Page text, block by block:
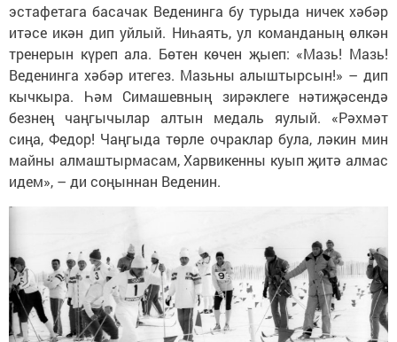
эстафетага басачак Веденинга бу турыда ничек хәбәр
итәсе икән дип уйлый. Ниһаять, ул команданың өлкән
тренерын күреп ала. Бөтен көчен җыеп: «Мазь! Мазь!
Веденинга хәбәр итегез. Мазьны алыштырсын!» – дип
кычкыра. Һәм Симашевның зирәклеге нәтиҗәсендә
безнең чаңгычылар алтын медаль яулый. «Рәхмәт
сиңа, Федор! Чаңгыда төрле очраклар була, ләкин мин
майны алмаштырмасам, Харвикенны куып җитә алмас
идем», – ди соңыннан Веденин.